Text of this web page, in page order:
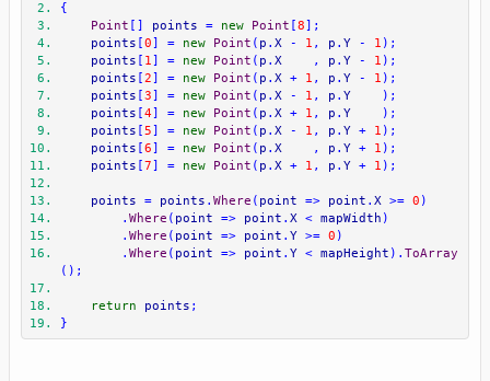
{
Point [] points = new Point [8];
    points
[0] = new Point ( p . X - 1 , p . Y - 1 );
    points
[ 1] = new Point ( p . X , p . Y - 1 );
    points
[2] = new Point ( p . X + 1 , p . Y - 1 );
    points
[3] = new Point ( p . X - 1 , p . Y
);
    points
[4] = new Point ( p . X + 1 , p . Y
);
    points
[5] = new Point ( p . X - 1 , p . Y + 1 );
    points
[6] = new Point ( p . X , p . Y + 1 );
    points
[7] = new Point ( p . X + 1 , p . Y + 1 );
    points
= points . Where ( point => point . X >= 0 )
. Where ( point => point . X < mapWidth )
. Where ( point => point . Y >= 0 )
. Where ( point => point . Y < mapHeight ). ToArray
();
return points ;
}